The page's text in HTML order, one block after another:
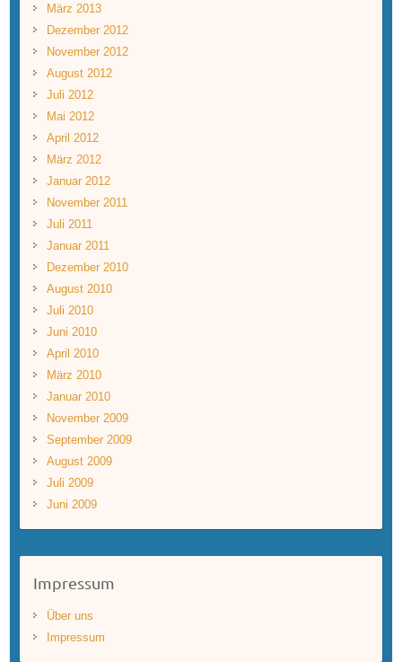
März 2013
Dezember 2012
November 2012
August 2012
Juli 2012
Mai 2012
April 2012
März 2012
Januar 2012
November 2011
Juli 2011
Januar 2011
Dezember 2010
August 2010
Juli 2010
Juni 2010
April 2010
März 2010
Januar 2010
November 2009
September 2009
August 2009
Juli 2009
Juni 2009
Impressum
Über uns
Impressum